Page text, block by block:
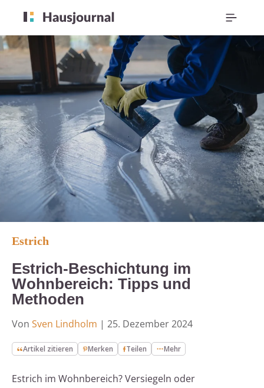
Estrich
Estrich-Beschichtung im
Wohnbereich: Tipps und
Methoden
Von Sven Lindholm | 25. Dezember 2024
Artikel zitieren Merken Teilen Mehr
Estrich im Wohnbereich? Versiegeln oder